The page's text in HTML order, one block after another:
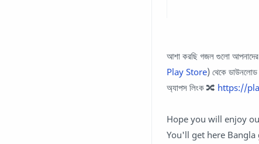
আশা করছি গজল গুলো আপনাদের
Play Store) থেকে
অ্যাপস লিংক 🔀 https://
Hope you will enjoy
You'll get here